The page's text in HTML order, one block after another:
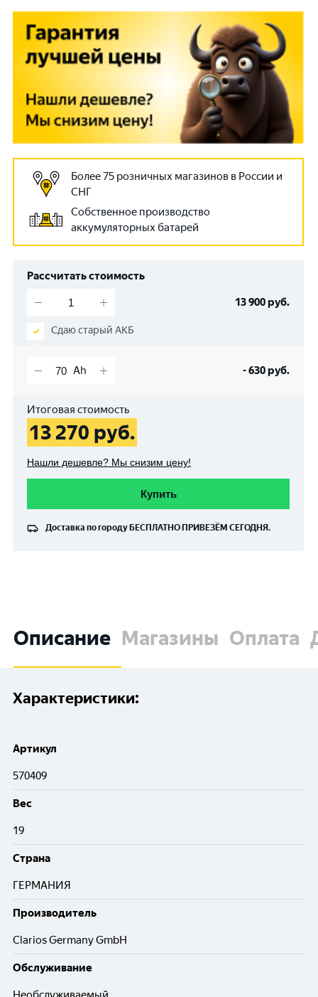
Более 75 розничных магазинов в России и
СНГ
Собственное производство
аккумуляторных батарей
Рассчитать стоимость
13 900руб.
Сдаю старый АКБ
-630руб.
Итоговая стоимость
13 270 руб.
Нашли дешевле? Мы снизим цену!
Купить
Доставка по городу БЕСПЛАТНО ПРИВЕЗЁМ СЕГОДНЯ.
Описание Магазины Оплата
Характеристики:
Артикул
570409
Вес
19
Cтрана
ГЕРМАНИЯ
Производитель
Clarios Germany GmbH
Обслуживание